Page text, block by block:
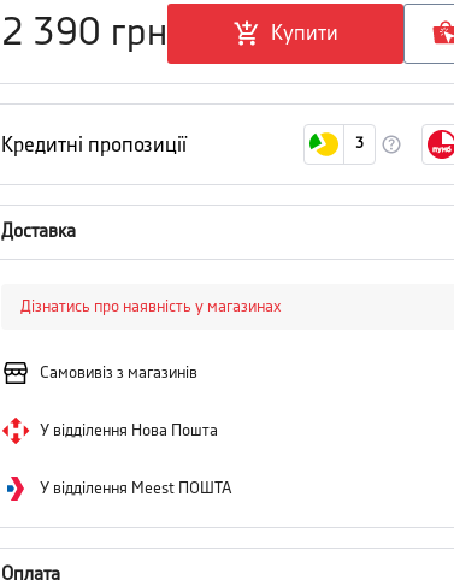
2 390 грн Купити
Кредитні пропозиції 3
Доставка
Дізнатись про наявність у магазинах
Самовивіз з магазинів
У відділення Нова Пошта
У відділення Meest ПОШТА
Оплата